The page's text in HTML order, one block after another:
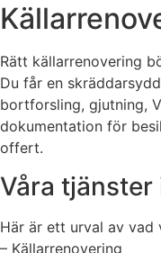
Rätt källarrenovering
Du får en
bortforsling, gjutning,
dokumentation för
offert.
Våra tjänster
Här är ett urval av vad
– Källarrenovering